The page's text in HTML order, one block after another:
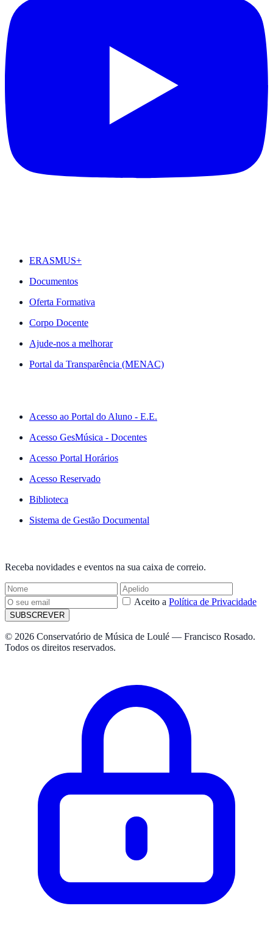
ERASMUS+
Documentos
Oferta Formativa
Corpo Docente
Ajude-nos a melhorar
Portal da Transparência (MENAC)
Acesso ao Portal do Aluno - E.E.
Acesso GesMúsica - Docentes
Acesso Portal Horários
Acesso Reservado
Biblioteca
Sistema de Gestão Documental
Receba novidades e eventos na sua caixa de correio.
Aceito a Política de Privacidade
SUBSCREVER
© 2026 Conservatório de Música de Loulé — Francisco Rosado.
Todos os direitos reservados.